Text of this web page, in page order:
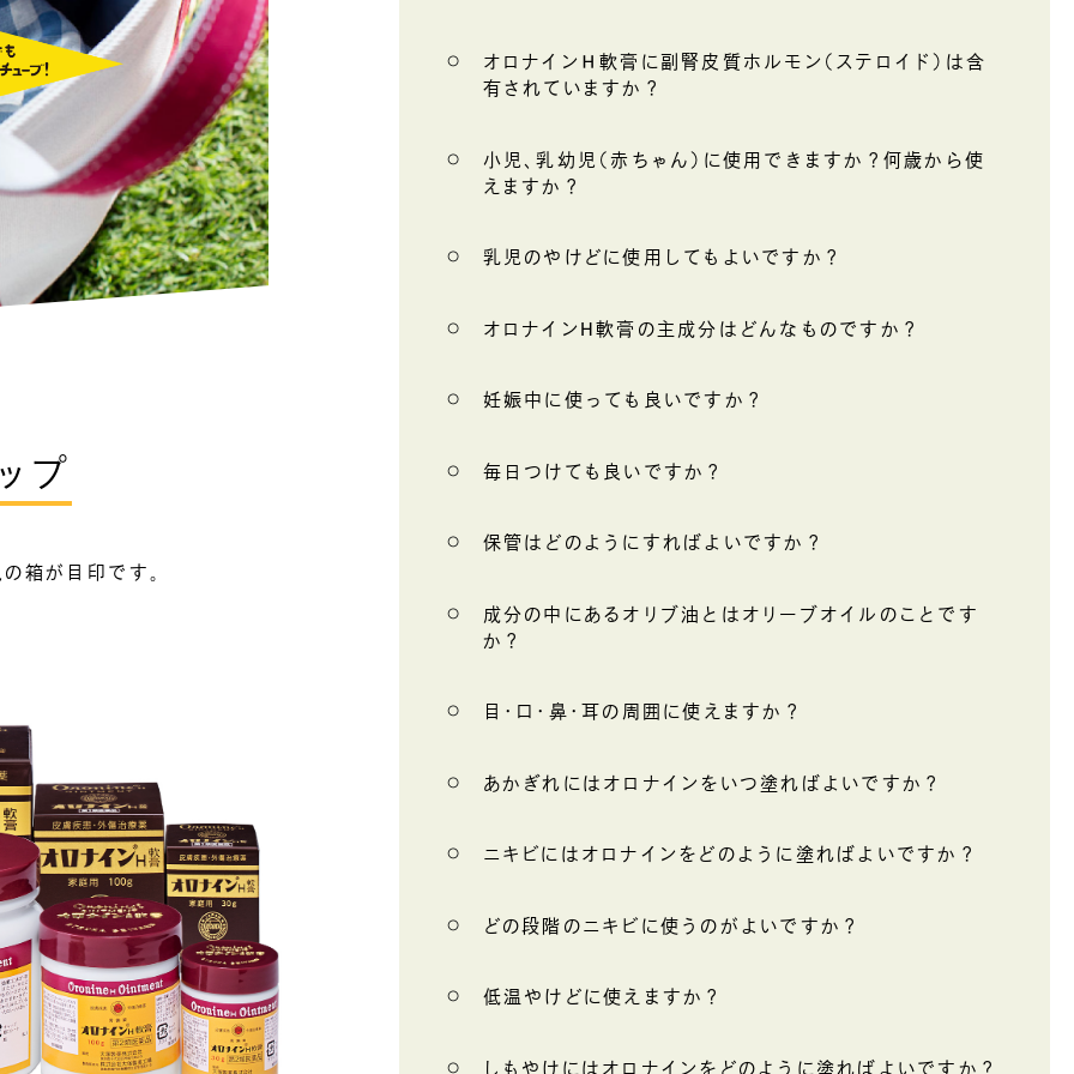
オロナインＨ軟膏に副腎皮質ホルモン（ステロイド）は含
有されていますか？
小児、乳幼児（赤ちゃん）に使用できますか？何歳から使
えますか？
乳児のやけどに使用してもよいですか？
オロナインH軟膏の主成分はどんなものですか？
妊娠中に使っても良いですか？
毎日つけても良いですか？
保管はどのようにすればよいですか？
成分の中にあるオリブ油とはオリーブオイルのことです
か？
目・口・鼻・耳の周囲に使えますか？
あかぎれにはオロナインをいつ塗ればよいですか？
ニキビにはオロナインをどのように塗ればよいですか？
どの段階のニキビに使うのがよいですか？
低温やけどに使えますか？
しもやけにはオロナインをどのように塗ればよいですか？
プ
箱が目印です。